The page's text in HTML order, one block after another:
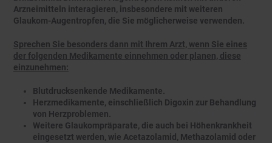
Arzneimitteln interagieren, insbesondere mit weiteren
Glaukom-Augentropfen, die Sie möglicherweise verwenden.
Sprechen Sie besonders dann mit Ihrem Arzt, wenn Sie eines
der folgenden Medikamente einnehmen oder planen, diese
einzunehmen:
Blutdrucksenkende Medikamente.
Herzmedikamente, einschließlich Digoxin zur Behandlung
von Herzproblemen.
Weitere Glaukompräparate, die auch bei Höhenkrankheit
eingesetzt werden, wie Acetazolamid, Methazolamid oder